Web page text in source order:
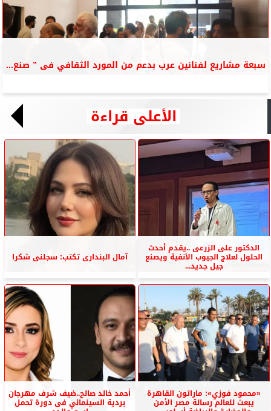
سبعة مشاريع لفنانين عرب بدعم من المورد الثقافي فى ” صنع...
الأعلى قراءة
الدكتور على الزرعى ..يقدم أحدث
الحلول لعلاج الجيوب الأنفية ويصنع
جيل جديد...
آمال البندارى تكتب: سجلنى شكرا
«محمود فوزي»: ماراثون القاهرة
يبعث للعالم رسالة مصر الأمن
أحمد خالد صالح..ضيف شرف مهرجان
بردية السينمائي فى دورة تحمل